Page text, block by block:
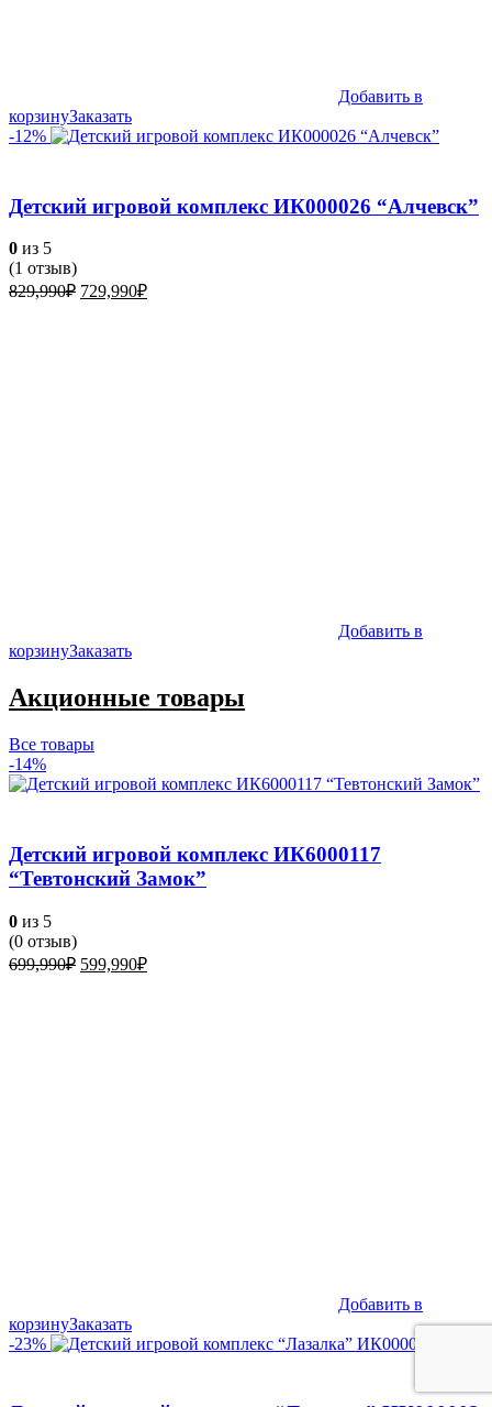
Добавить в
корзинуЗаказать
-12%
Детский игровой комплекс ИК000026 “Алчевск”
0 из 5
(1 отзыв)
829,990₽ Первоначальная
729,990₽Текущая
Добавить в
корзинуЗаказать
Акционные товары
Все товары
-14%
Детский игровой комплекс ИК6000117
“Тевтонский Замок”
0 из 5
(0 отзыв)
699,990₽ Первоначальная
599,990₽Текущая
Добавить в
корзинуЗаказать
-23%